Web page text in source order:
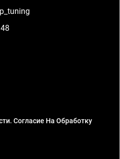
Согласие На Обработку